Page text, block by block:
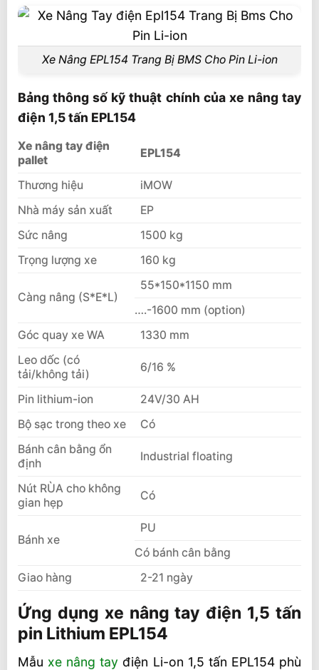
Xe Nâng EPL154 Trang Bị BMS Cho Pin Li-ion
Bảng thông số kỹ thuật chính của xe nâng tay
điện 1,5 tấn EPL154
Xe nâng tay điện
pallet
EPL154
Thương hiệu
iMOW
Nhà máy sản xuất
EP
Sức nâng
1500 kg
Trọng lượng xe
160 kg
Càng nâng (S*E*L)
55*150*1150 mm
….-1600 mm (option)
Góc quay xe WA
1330 mm
Leo dốc (có
tải/không tải)
6/16 %
Pin lithium-ion
24V/30 AH
Bộ sạc trong theo xe
Có
Bánh cân bằng ổn
định
Industrial floating
Nút RÙA cho không
gian hẹp
Có
Bánh xe
PU
Có bánh cân bằng
Giao hàng
2-21 ngày
Ứng dụng xe nâng tay điện 1,5 tấn
pin Lithium EPL154
Mẫu xe nâng tay điện Li-on 1,5 tấn EPL154 phù